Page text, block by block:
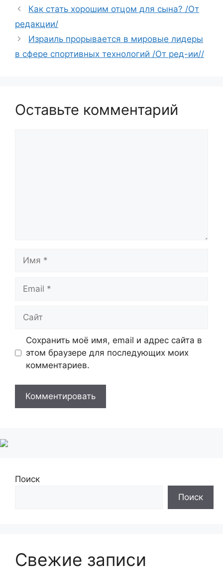
Как стать хорошим отцом для сына? /От
редакции/
Израиль прорывается в мировые лидеры
в сфере спортивных технологий /От ред-ии//
Оставьте комментарий
Имя
Email
Сайт
Сохранить моё имя, email и адрес сайта в
этом браузере для последующих моих
комментариев.
Поиск
Поиск
Свежие записи